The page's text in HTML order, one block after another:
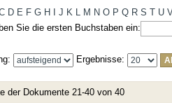
D E F G H J K L M N O P Q R S T U
Sie die ersten Buchstaben ein:
Ergebnisse:
der Dokumente 21-40 von 40